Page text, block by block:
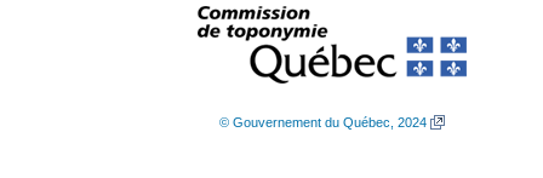
© Gouvernement du Québec, 2024